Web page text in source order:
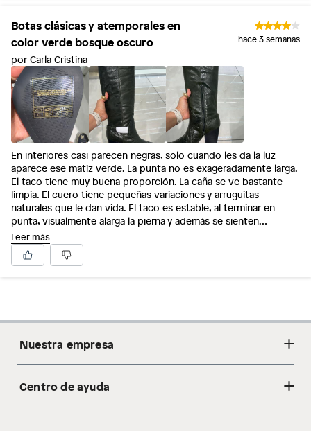
Botas clásicas y atemporales en
color verde bosque oscuro
por Carla Cristina
hace 3 semanas
En interiores casi parecen negras, solo cuando les da la luz
aparece ese matiz verde. La punta no es exageradamente larga.
El taco tiene muy buena proporción. La caña se ve bastante
limpia. El cuero tiene pequeñas variaciones y arruguitas
naturales que le dan vida. El taco es estable, al terminar en
punta, visualmente alarga la pierna y además se sienten
cómodas.
Leer más
Nuestra empresa
Acerca de nosotros
Centro de ayuda